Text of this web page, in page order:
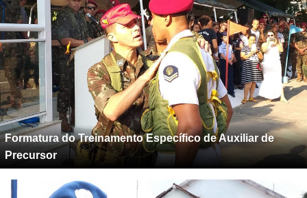
Formatura do Treinamento Específico de Auxiliar de
Precursor